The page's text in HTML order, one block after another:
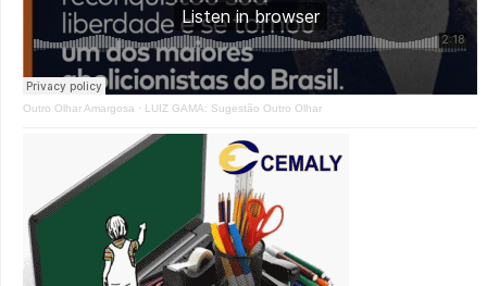
Outro Olhar Amargosa · LUIZ GAMA: Sugestão Outro Olhar